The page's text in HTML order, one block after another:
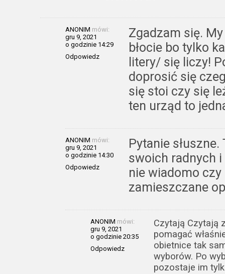
ANONIM mówi:
gru 9, 2021
o godzinie 14:29
Odpowiedz
Zgadzam się.
błocie bo tylko
litery/ się liczy!
doprosić się
się stoi czy się
ten urząd to
ANONIM mówi:
gru 9, 2021
o godzinie 14:30
Odpowiedz
Pytanie
swoich radnych
nie wiadomo
zamieszczane
ANONIM mówi:
gru 9, 2021
o godzinie 20:35
Odpowiedz
Czytają Czytają
pomagać
obietnice tak
wyborów. Po
pozostaje im